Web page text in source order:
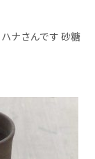
ハナさんです 砂糖